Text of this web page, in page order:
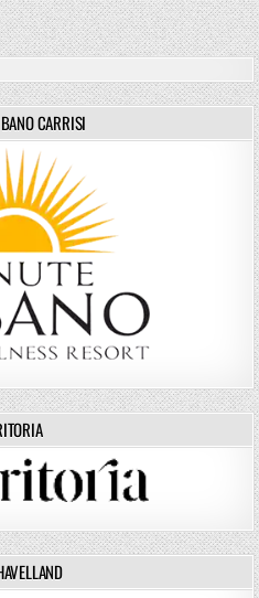
CARRISI